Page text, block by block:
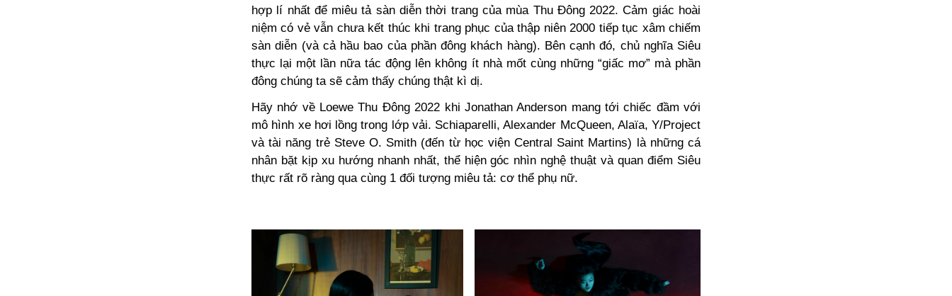
hợp lí nhất để miêu tả sàn diễn thời trang của mùa Thu Đông 2022. Cảm giác hoài
niệm có vẻ vẫn chưa kết thúc khi trang phục của thập niên 2000 tiếp tục xâm chiếm
sàn diễn (và cả hầu bao của phần đông khách hàng). Bên cạnh đó, chủ nghĩa Siêu
thực lại một lần nữa tác động lên không ít nhà mốt cùng những “giấc mơ” mà phần
đông chúng ta sẽ cảm thấy chúng thật kì dị.
Hãy nhớ về Loewe Thu Đông 2022 khi Jonathan Anderson mang tới chiếc đầm với
mô hình xe hơi lồng trong lớp vải. Schiaparelli, Alexander McQueen, Alaïa, Y/Project
và tài năng trẻ Steve O. Smith (đến từ học viện Central Saint Martins) là những cá
nhân bặt kịp xu hướng nhanh nhất, thể hiện góc nhìn nghệ thuật và quan điểm Siêu
thực rất rõ ràng qua cùng 1 đối tượng miêu tả: cơ thể phụ nữ.